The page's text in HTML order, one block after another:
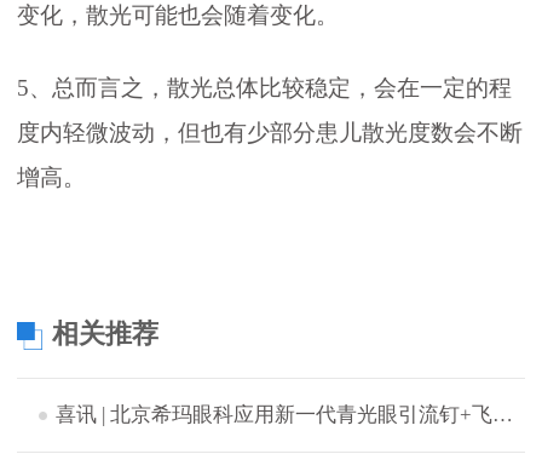
变化，散光可能也会随着变化。
5、总而言之，散光总体比较稳定，会在一定的程
度内轻微波动，但也有少部分患儿散光度数会不断
增高。
相关推荐
喜讯 | 北京希玛眼科应用新一代青光眼引流钉+飞秒激光白内障辅助技术成功完成中晚期青白联合微创手术